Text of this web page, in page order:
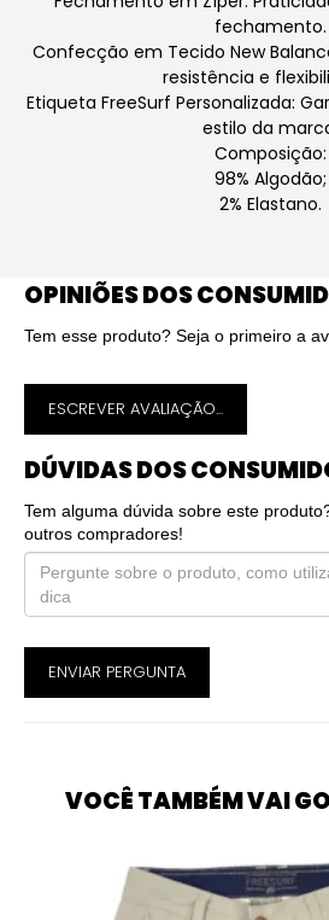
fechamento.
Confecção em Tecido New
resistência e
Etiqueta FreeSurf Personalizada:
estilo da
Composição:
98% Algodão;
2% Elastano.
OPINIÕES DOS
Tem esse produto? Seja o primeiro a
ESCREVER AVALIAÇÃO...
DÚVIDAS DOS
Tem alguma dúvida sobre este
outros compradores!
ENVIAR PERGUNTA
VOCÊ TAMBÉM VAI